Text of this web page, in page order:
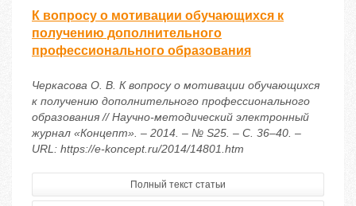
К вопросу о мотивации обучающихся к
получению дополнительного
профессионального образования
Черкасова О. В. К вопросу о мотивации обучающихся
к получению дополнительного профессионального
образования // Научно-методический электронный
журнал «Концепт». – 2014. – № S25. – С. 36–40. –
URL: https://e-koncept.ru/2014/14801.htm
Полный текст статьи